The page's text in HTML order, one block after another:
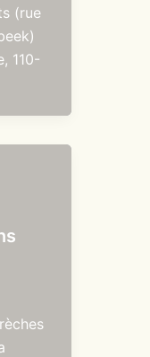
(rue
110-